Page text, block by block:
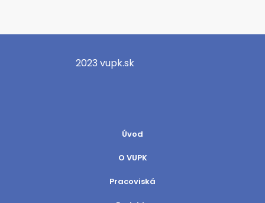
2023 vupk.sk
Úvod
O VUPK
Pracoviská